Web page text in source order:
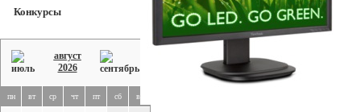
Конкурсы
август
2026
пн вт ср чт пт сб вс